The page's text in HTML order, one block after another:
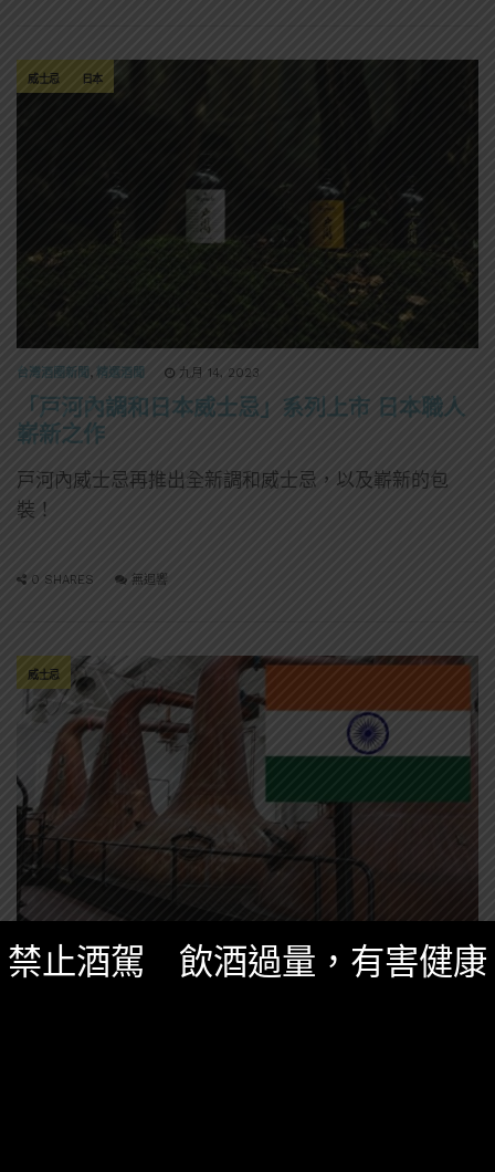
威士忌 日本
台灣酒圈新聞 , 精選酒聞 九月 14, 2023
「戸河內調和日本威士忌」系列上市 日本職人
嶄新之作
戸河內威士忌再推出全新調和威士忌，以及嶄新的包
裝！
0 SHARES 無迴響
威士忌
精選酒聞 三月 11, 2024
禁止酒駕 飲酒過量，有害健康